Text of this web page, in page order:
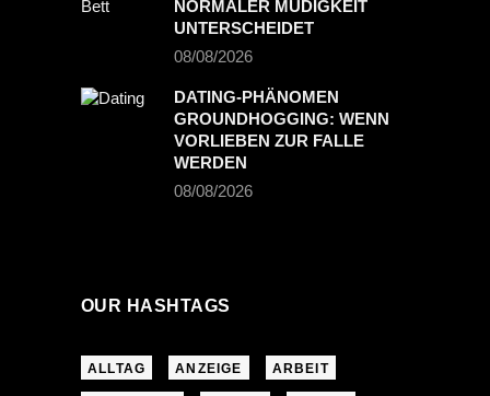
NORMALER MÜDIGKEIT
UNTERSCHEIDET
08/08/2026
DATING-PHÄNOMEN
GROUNDHOGGING: WENN
VORLIEBEN ZUR FALLE
WERDEN
08/08/2026
OUR HASHTAGS
ALLTAG ANZEIGE ARBEIT